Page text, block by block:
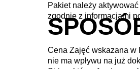
Pakiet należy
zgodnie z informacjami
Cena Zajęć wskazana w
nie ma wpływu na już